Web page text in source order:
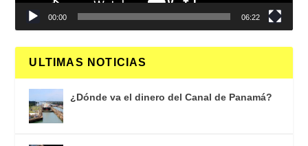
00:00 06:22
ULTIMAS NOTICIAS
¿Dónde va el dinero del Canal de Panamá?